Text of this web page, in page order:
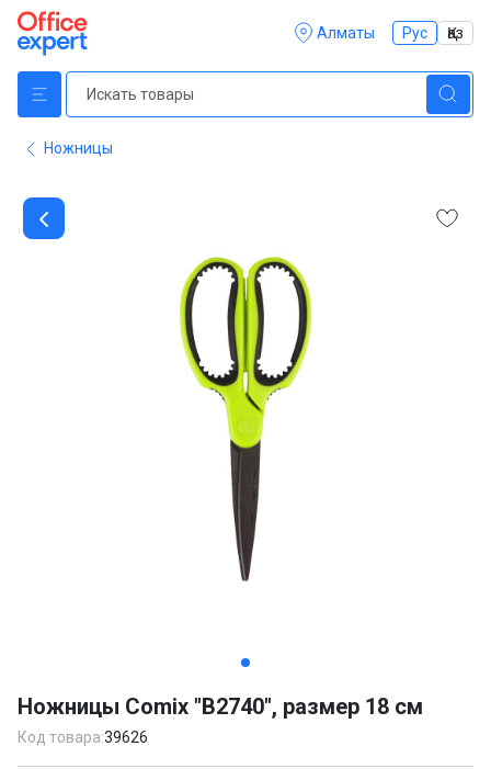
Алматы Рус Қаз
Ножницы
of
3
Ножницы Comix "B2740", размер 18 см
Код товара:39626